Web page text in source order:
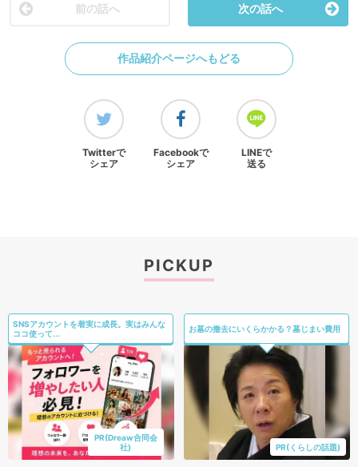
前の話へ 次の話へ
作品紹介ページへもどる
Twitterで
シェア
Facebookで
シェア
LINEで
送る
PICKUP
SNSアカウントを着実に成長。実はみんな
ココ使って...
PR(Dreaw合同会
社)
お墓の撤去にいくらかかる？墓じまい費用
PR(くらしの話題)